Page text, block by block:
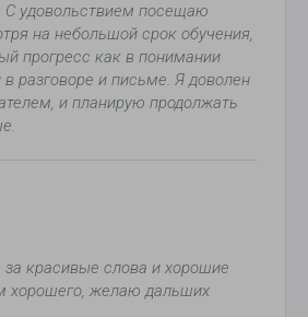
С удовольствием посещаю
на небольшой срок обучения,
прогресс как в понимании
разговоре и письме. Я доволен
и планирую продолжать
красивые слова и хорошие
хорошего, желаю дальших